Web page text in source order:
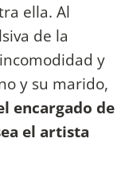
ella. Al
de la
y
y su marido,
encargado de
el artista